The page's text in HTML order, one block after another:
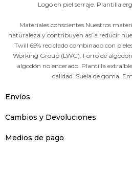
Logo en piel serraje. Plantilla
Materiales conscientes Nuestros
naturaleza y contribuyen así a reducir
Twill 65% reciclado combinado con
Working Group (LWG). Forro de
algodón no encerado. Plantilla
calidad. Suela de goma.
Envíos
Cambios y Devoluciones
Medios de pago